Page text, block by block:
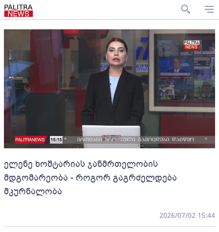
ელენე ხოშტარიას ჯანმრთელობის
მდგომარეობა - როგორ გაგრძელდება
მკურნალობა
2026/07/02 15:44